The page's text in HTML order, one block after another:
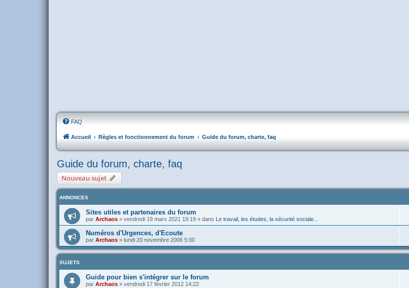
FAQ
Accueil Règles et fonctionnement du forum Guide du forum, charte, faq
Guide du forum, charte, faq
Nouveau sujet
ANNONCES
Sites utiles et partenaires du forum
par Archaos » vendredi 19 mars 2021 19:19 » dans Le travail, les études, la sécurité sociale...
Numéros d'Urgences, d'Ecoute
par Archaos » lundi 20 novembre 2006 5:00
SUJETS
Guide pour bien s'intégrer sur le forum
par Archaos » vendredi 17 février 2012 14:22